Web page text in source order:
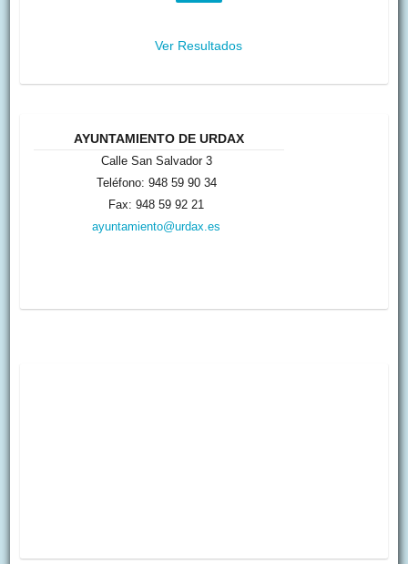
Ver Resultados
AYUNTAMIENTO DE URDAX
Calle San Salvador 3
Teléfono: 948 59 90 34
Fax: 948 59 92 21
ayuntamiento@urdax.es